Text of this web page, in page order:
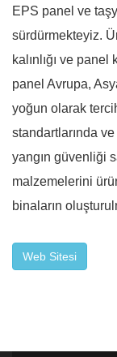
EPS panel ve
sürdürmekteyiz.
kalınlığı ve
panel Avrupa,
yoğun olarak
standartlarında
yangın güvenliği
malzemelerini
binaların
Web Sitesi